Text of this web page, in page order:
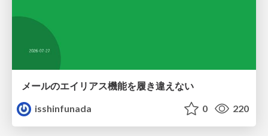
メールのエイリアス機能を履き違えない
isshinfunada
0 220